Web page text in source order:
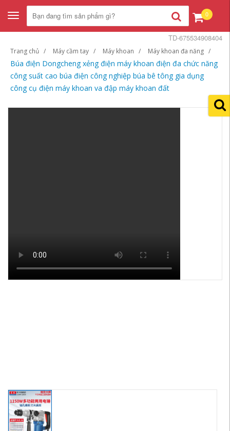
Toggle
navigation
0
Trang chủ Máy cầm tay Máy khoan Máy khoan đa năng
Búa điện Dongcheng xẻng điện máy khoan điện đa chức năng
công suất cao búa điện công nghiệp búa bê tông gia dụng
công cụ điện máy khoan va đập máy khoan đất
TD-675534908404